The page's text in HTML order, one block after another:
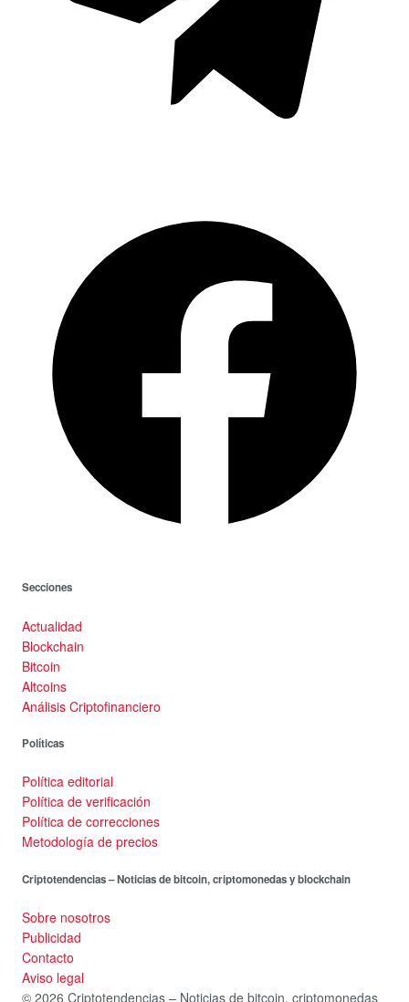
Secciones
Actualidad
Blockchain
Bitcoin
Altcoins
Análisis Criptofinanciero
Políticas
Política editorial
Política de verificación
Política de correcciones
Metodología de precios
Criptotendencias – Noticias de bitcoin, criptomonedas y blockchain
Sobre nosotros
Publicidad
Contacto
Aviso legal
© 2026 Criptotendencias – Noticias de bitcoin, criptomonedas